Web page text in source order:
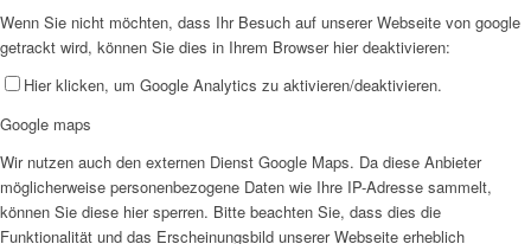
Wenn Sie nicht möchten, dass Ihr Besuch auf unserer Webseite von google
getrackt wird, können Sie dies in Ihrem Browser hier deaktivieren:
Hier klicken, um Google Analytics zu aktivieren/deaktivieren.
Google maps
Wir nutzen auch den externen Dienst Google Maps. Da diese Anbieter
möglicherweise personenbezogene Daten wie Ihre IP-Adresse sammelt,
können Sie diese hier sperren. Bitte beachten Sie, dass dies die
Funktionalität und das Erscheinungsbild unserer Webseite erheblich